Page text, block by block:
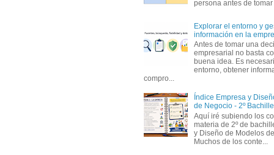
persona antes de
Explorar el entorno y
información en la
Antes de tomar una
empresarial no basta
buena idea. Es
entorno, obtener
compro...
Índice Empresa y
de Negocio - 2º
Aquí iré subiendo los
materia de 2º de
y Diseño de Modelos
Muchos de los conte...